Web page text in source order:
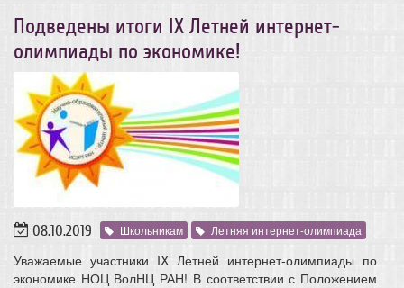
Подведены итоги IX Летней интернет-
олимпиады по экономике!
08.10.2019 Школьникам Летняя интернет-олимпиада
Уважаемые участники IX Летней интернет-олимпиады по
экономике НОЦ ВолНЦ РАН! В соответствии с Положением